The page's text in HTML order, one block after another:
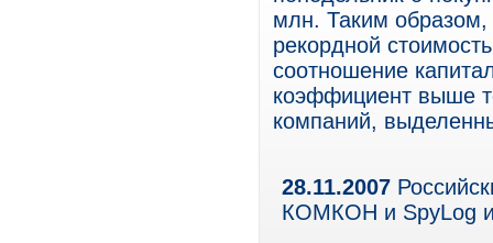
млн. Таким образом,
рекордной
соотношение
коэффициент выше
компаний,
28.11.2007
КОМКОН и SpyLog